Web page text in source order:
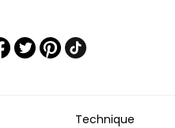
Technique